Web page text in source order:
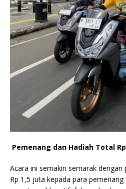
Pemenang dan Hadiah Total
Acara ini semakin semarak dengan
Rp 1,5 juta kepada para